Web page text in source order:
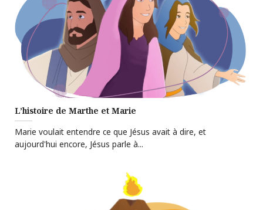
L’histoire de Marthe et Marie
Marie voulait entendre ce que Jésus avait à dire, et
aujourd'hui encore, Jésus parle à...